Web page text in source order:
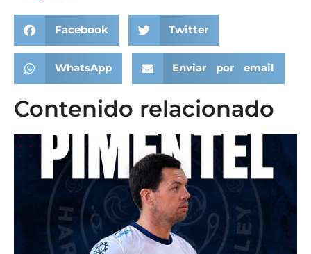
Facebook Twitter
WhatsApp Enviar por email
Contenido relacionado